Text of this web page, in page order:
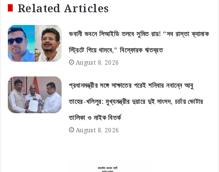
Related Articles
ভবানী ভবনে সিআইডি তলবে সুমিত রায়! “সব রাস্তা ক্যামাক
স্ট্রিটে গিয়ে থামবে,” বিস্ফোরক ঋতব্রত
August 8, 2026
প্রধানমন্ত্রীর সঙ্গে সাক্ষাতের পরেই শনিবার নবান্নে আবু
তাহের-খলিলুর: মুখ্যমন্ত্রীর দুয়ারে দুই সাংসদ, চর্চায় ভোটার
তালিকা ও মাইক বিতর্ক
August 8, 2026